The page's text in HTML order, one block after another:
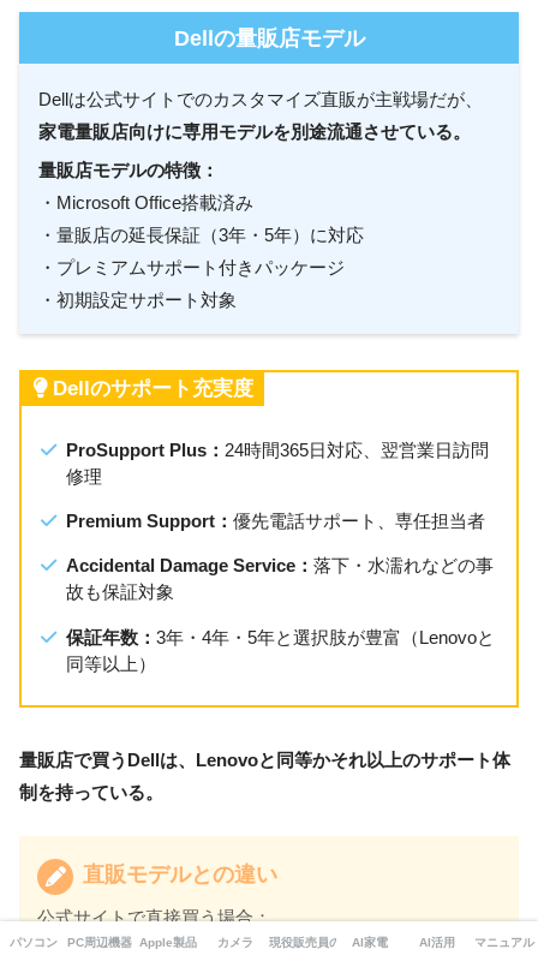
Dellの量販店モデル
Dellは公式サイトでのカスタマイズ直販が主戦場だが、
家電量販店向けに専用モデルを別途流通させている。
量販店モデルの特徴：
・Microsoft Office搭載済み
・量販店の延長保証（3年・5年）に対応
・プレミアムサポート付きパッケージ
・初期設定サポート対象
Dellのサポート充実度
ProSupport Plus： 24時間365日対応、翌営業日訪問
修理
Premium Support：優先電話サポート、専任担当者
Accidental Damage Service：落下・水濡れなどの事
故も保証対象
保証年数：3年・4年・5年と選択肢が豊富（Lenovoと
同等以上）
量販店で買うDellは、Lenovoと同等かそれ以上のサポート体
制を持っている。
直販モデルとの違い
公式サイトで直接買う場合：
・メモリやストレージを自由にカスタマイズ可能
パソコン PC周辺機器・ガジェット
Apple製品 カメラ 現役販売員の本音AI家電 AI活用 マニュアル